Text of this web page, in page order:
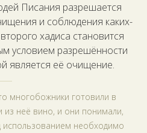
Писания разрешается
и соблюдения каких-
хадиса становится
условием разрешённости
является её очищение.
многобожники готовили в
из неё вино, и они понимали,
необходимо